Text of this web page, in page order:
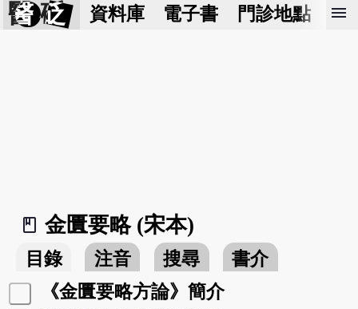
醫 砭 資料庫 電子書 門診地點 預
menu
book_2
金匱要略 (宋本)
目錄 注音 搜尋
書介
《金匱要略方論》簡介